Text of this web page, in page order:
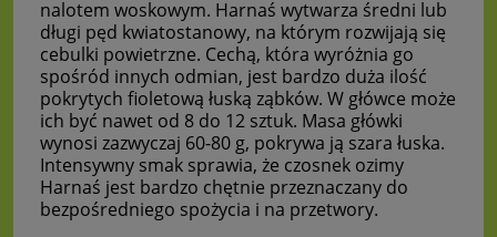
nalotem woskowym. Harnaś wytwarza średni lub
długi pęd kwiatostanowy, na którym rozwijają się
cebulki powietrzne. Cechą, która wyróżnia go
spośród innych odmian, jest bardzo duża ilość
pokrytych fioletową łuską ząbków. W główce może
ich być nawet od 8 do 12 sztuk. Masa główki
wynosi zazwyczaj 60-80 g, pokrywa ją szara łuska.
Intensywny smak sprawia, że czosnek ozimy
Harnaś jest bardzo chętnie przeznaczany do
bezpośredniego spożycia i na przetwory.